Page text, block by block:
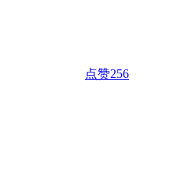
点赞256